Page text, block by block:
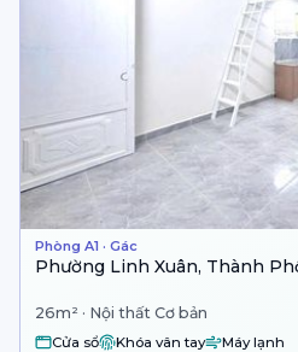
Phòng A1 · Gác
Phường Linh Xuân, Thành
26m² · Nội thất Cơ bản
Cửa sổ Khóa vân tay Máy lạnh